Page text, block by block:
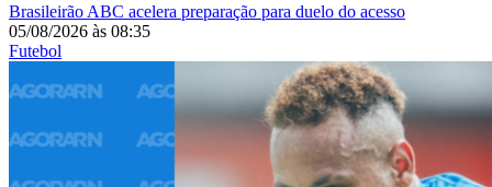
Brasileirão ABC acelera preparação para duelo do acesso
05/08/2026 às 08:35
Futebol